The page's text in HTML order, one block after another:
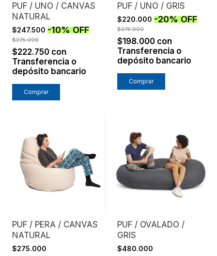
PUF / UNO / CANVAS
NATURAL
$247.500 -10%OFF
$275.000
$222.750 con
Transferencia o
depósito bancario
PUF / UNO / GRIS
$220.000 -20%OFF
$275.000
$198.000 con
Transferencia o
depósito bancario
PUF / PERA / CANVAS
NATURAL
$275.000
PUF / OVALADO /
GRIS
$480.000